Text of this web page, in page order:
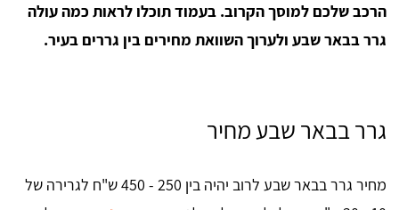
הרכב שלכם למוסך הקרוב. בעמוד תוכלו לראות כמה עולה
גרר בבאר שבע ולערוך השוואת מחירים בין גררים בעיר.
גרר בבאר שבע מחיר
מחיר גרר בבאר שבע לרוב יהיה בין 250 - 450 ש"ח לגרירה של